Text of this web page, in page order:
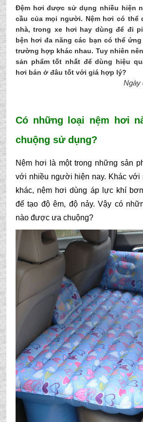
Đệm hơi được sử dụng nhiều hiện
cầu của mọi người. Nệm hơi có thể
nhà, trong xe hơi hay dùng để đi
bện hơi đa năng các bạn có thể
trường hợp khác nhau. Tuy nhiên
sản phẩm tốt nhất để dùng hiệu
hơi bán ở đâu tốt với giá hợp lý?
Ngày
Có những loại nệm hơi
chuộng sử dụng?
Nệm hơi là một trong những sản
với nhiều người hiện nay. Khác với
khác, nệm hơi dùng áp lực khí
để tạo độ êm, độ nảy. Vậy có
nào được ưa chuộng?